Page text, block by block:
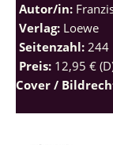
Autor/in:
Verlag: Loewe
Seitenzahl: 244
Preis: 12,95 €
Cover /